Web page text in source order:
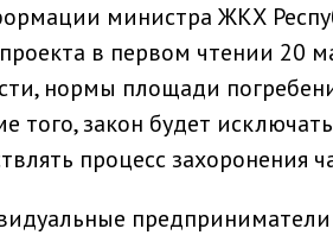
министра ЖКХ
в первом чтении 20
нормы площади
того, закон будет
процесс захоронения